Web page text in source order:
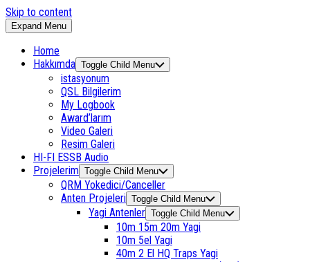
Skip to content
Expand Menu
Home
Hakkımda Toggle Child Menu
istasyonum
QSL Bilgilerim
My Logbook
Award’larım
Video Galeri
Resim Galeri
HI-FI ESSB Audio
Projelerim Toggle Child Menu
QRM Yokedici/Canceller
Anten Projeleri Toggle Child Menu
Yagi Antenler Toggle Child Menu
10m 15m 20m Yagi
10m 5el Yagi
40m 2 El HQ Traps Yagi